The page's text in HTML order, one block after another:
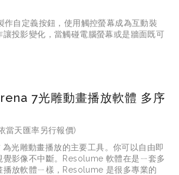
自定義按鈕，使用觸控螢幕成為互動裝
讓投影變化，當觸碰電腦螢幕或是牆面既可
7光雕動畫播放軟體 多序
當天匯率另行報價)
為光雕動畫播放的主要工具。你可以自由即
影像不中斷。 Resolume 軟體在是ㄧ套多
放軟體ㄧ樣， Resolume 是很多專業的